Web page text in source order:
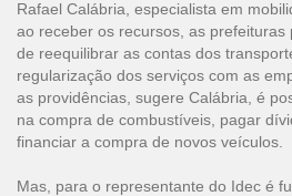
Rafael Calábria, especialista em
ao receber os recursos, as
de reequilibrar as contas dos
regularização dos serviços com as
as providências, sugere Calábria, é
na compra de combustíveis, pagar
financiar a compra de novos veículos.
Mas, para o representante do Idec é